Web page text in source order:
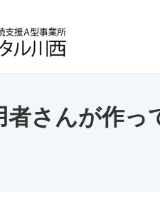
者さんが作